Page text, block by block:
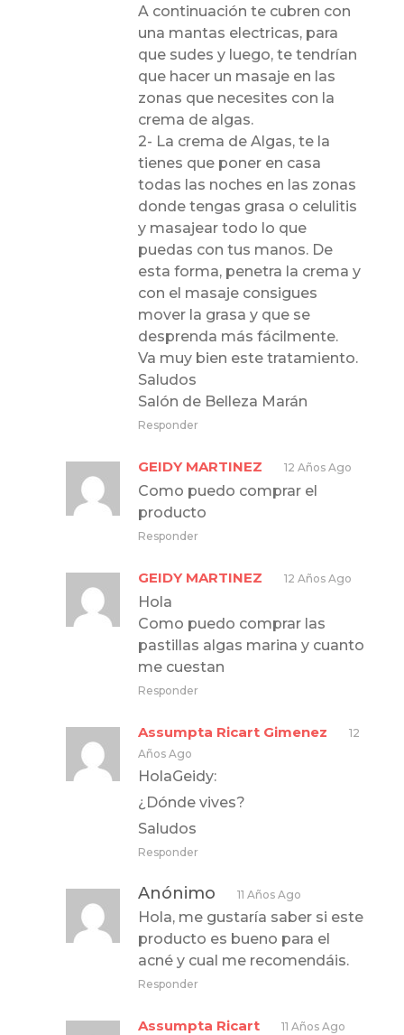
A continuación te cubren con
una mantas electricas, para
que sudes y luego, te tendrían
que hacer un masaje en las
zonas que necesites con la
crema de algas.
2- La crema de Algas, te la
tienes que poner en casa
todas las noches en las zonas
donde tengas grasa o celulitis
y masajear todo lo que
puedas con tus manos. De
esta forma, penetra la crema y
con el masaje consigues
mover la grasa y que se
desprenda más fácilmente.
Va muy bien este tratamiento.
Saludos
Salón de Belleza Marán
Responder
GEIDY MARTINEZ 12 Años Ago
Como puedo comprar el
producto
Responder
GEIDY MARTINEZ 12 Años Ago
Hola
Como puedo comprar las
pastillas algas marina y cuanto
me cuestan
Responder
Assumpta Ricart Gimenez
12
Años Ago
HolaGeidy:
¿Dónde vives?
Saludos
Responder
Anónimo 11 Años Ago
Hola, me gustaría saber si este
producto es bueno para el
acné y cual me recomendáis.
Responder
Assumpta Ricart 11 Años Ago